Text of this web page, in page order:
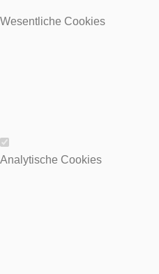
Wesentliche Cookies
Wesentliche Cookies
Analytische Cookies